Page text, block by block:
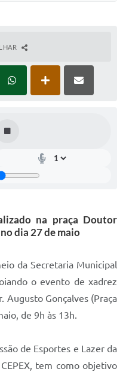
na praça Doutor
dia 27 de maio
da Secretaria Municipal
o evento de xadrez
Augusto Gonçalves (Praça
de 9h às 13h.
de Esportes e Lazer da
tem como objetivo